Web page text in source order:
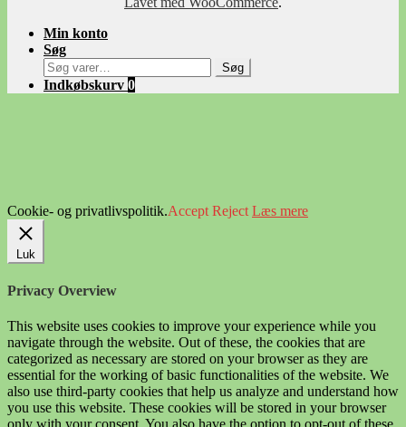
Min konto
Søg
Søg
efter:
Søg
Indkøbskurv 0
Cookie- og privatlivspolitik.Accept Reject Læs mere
Luk
Privacy Overview
This website uses cookies to improve your experience while you
navigate through the website. Out of these, the cookies that are
categorized as necessary are stored on your browser as they are
essential for the working of basic functionalities of the website. We
also use third-party cookies that help us analyze and understand how
you use this website. These cookies will be stored in your browser